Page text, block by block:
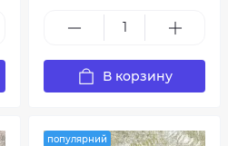
В корзину
популярний